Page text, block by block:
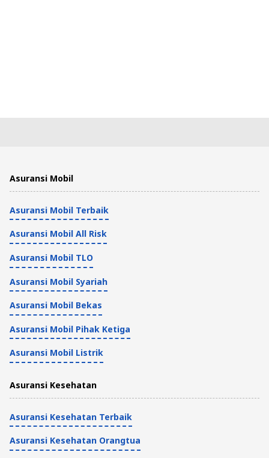
Asuransi Mobil
Asuransi Mobil Terbaik
Asuransi Mobil All Risk
Asuransi Mobil TLO
Asuransi Mobil Syariah
Asuransi Mobil Bekas
Asuransi Mobil Pihak Ketiga
Asuransi Mobil Listrik
Asuransi Kesehatan
Asuransi Kesehatan Terbaik
Asuransi Kesehatan Orangtua